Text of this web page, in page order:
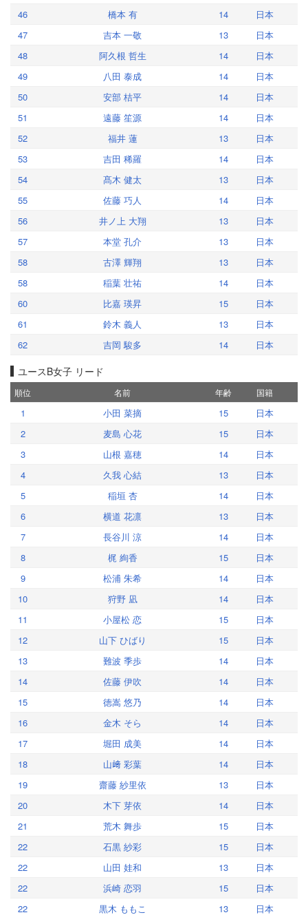
46 橋本 有 14
日本
47
吉本 一敬 13
日本
48
阿久根 哲生 14
日本
49
八田 泰成 14
日本
50
安部 桔平 14
日本
51
遠藤 笙源 14
日本
52
福井 蓮 13
日本
53
吉田 稀羅 14
日本
54
髙木 健太 13
日本
55
佐藤 巧人 14
日本
56
井ノ上 大翔 13
日本
57
本堂 孔介 13
日本
58
古澤 輝翔 13
日本
58
稲葉 壮祐 14
日本
60
比嘉 瑛昇 15
日本
61
鈴木 義人 13
日本
62
吉岡 駿多 14 日本
ユースB女子 リード
順位 名前 年齢 国籍
1 小田 菜摘 15
日本
2
麦島 心花 15
日本
3
山根 嘉穂 14
日本
4
久我 心結 13
日本
5
稲垣 杏 14
日本
6
横道 花凛 13
日本
7
長谷川 涼 14
日本
8
梶 絢香 15
日本
9
松浦 朱希 14
日本
10
狩野 凪 14
日本
11
小屋松 恋 15
日本
12
山下 ひばり 15
日本
13
難波 季歩 14
日本
14
佐藤 伊吹 14
日本
15
徳嵩 悠乃 14
日本
16
金木 そら 14
日本
17
堀田 成美 14
日本
18
山﨑 彩葉 14
日本
19
齋藤 紗里依 13
日本
20
木下 芽依 14
日本
21
荒木 舞歩 15
日本
22
石黒 紗彩 15
日本
22
山田 娃和 13
日本
22
浜崎 恋羽 15
日本
22
黒木 ももこ 13
日本